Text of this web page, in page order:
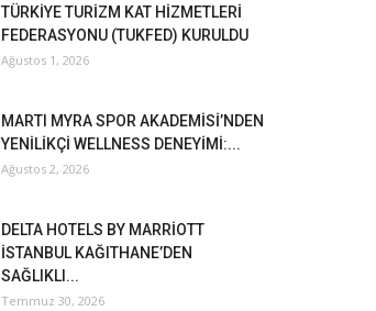
TÜRKİYE TURİZM KAT HİZMETLERİ
FEDERASYONU (TUKFED) KURULDU
Ağustos 1, 2026
MARTI MYRA SPOR AKADEMİSİ’NDEN
YENİLİKÇİ WELLNESS DENEYİMİ:...
Ağustos 2, 2026
DELTA HOTELS BY MARRİOTT
İSTANBUL KAĞITHANE’DEN
SAĞLIKLI...
Temmuz 30, 2026